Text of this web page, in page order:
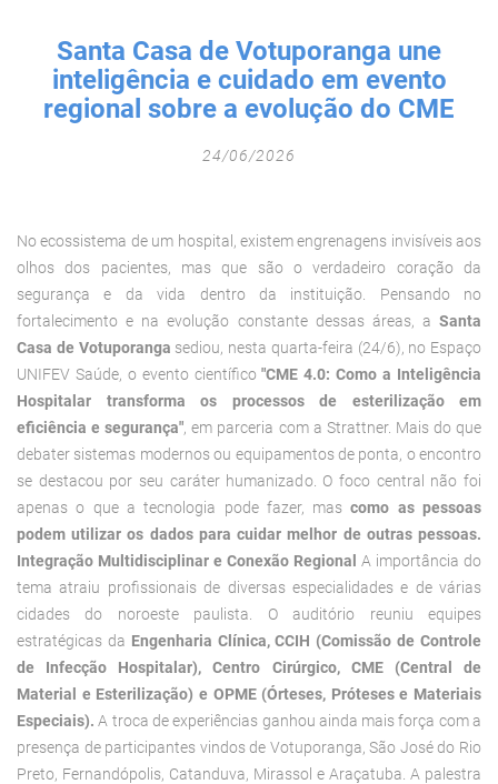
Santa Casa de Votuporanga une
inteligência e cuidado em evento
regional sobre a evolução do CME
24/06/2026
No ecossistema de um hospital, existem engrenagens invisíveis aos
olhos dos pacientes, mas que são o verdadeiro coração da
segurança e da vida dentro da instituição. Pensando no
fortalecimento e na evolução constante dessas áreas, a Santa
Casa de Votuporanga sediou, nesta quarta-feira (24/6), no Espaço
UNIFEV Saúde, o evento científico"CME 4.0: Como a Inteligência
Hospitalar transforma os processos de esterilização em
eficiência e segurança", em parceria com a Strattner. Mais do que
debater sistemas modernos ou equipamentos de ponta, o encontro
se destacou por seu caráter humanizado. O foco central não foi
apenas o que a tecnologia pode fazer, mascomo as pessoas
podem utilizar os dados para cuidar melhor de outras pessoas.
Integração Multidisciplinar e Conexão Regional A importância do
tema atraiu profissionais de diversas especialidades e de várias
cidades do noroeste paulista. O auditório reuniu equipes
estratégicas da Engenharia Clínica, CCIH (Comissão de Controle
de Infecção Hospitalar), Centro Cirúrgico, CME (Central de
Material e Esterilização) e OPME (Órteses, Próteses e Materiais
Especiais). A troca de experiências ganhou ainda mais força com a
presença de participantes vindos de Votuporanga, São José do Rio
Preto, Fernandópolis, Catanduva, Mirassol e Araçatuba. A palestra